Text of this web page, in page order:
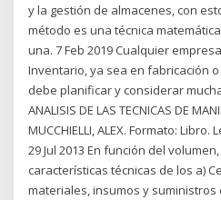
y la gestión de almacenes, con
método es una técnica
una. 7 Feb 2019 Cualquier
Inventario, ya sea en fabricación
debe planificar y considerar
ANALISIS DE LAS TECNICAS DE
MUCCHIELLI, ALEX. Formato:
29 Jul 2013 En función del
características técnicas de los a)
materiales, insumos y suministros